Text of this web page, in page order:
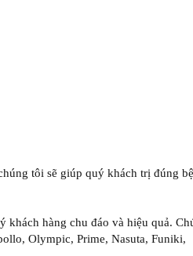
tôi sẽ giúp quý khách trị đúng
hàng chu đáo và hiệu quả.
Olympic, Prime, Nasuta, Funiki,